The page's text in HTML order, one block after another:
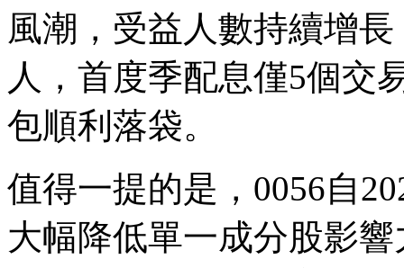
風潮，受益人數持續增
人，首度季配息僅5個交
包順利落袋。
值得一提的是，0056自
大幅降低單一成分股影